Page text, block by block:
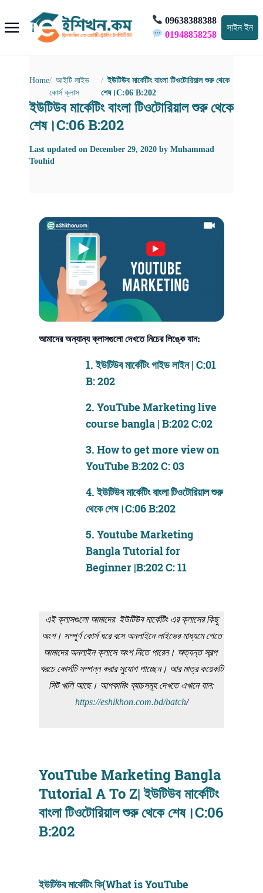
09638388388
01948858258
সাইন ইন
Home
আইটি লাইভ
কোর্স ক্লাস
ইউটিউব মার্কেটিং বাংলা টিওটোরিয়াল শুরু থেকে
শেষ।C:06 B:202
ইউটিউব মার্কেটিং বাংলা টিওটোরিয়াল শুরু থেকে
শেষ।C:06 B:202
Last updated on December 29, 2020 by Muhammad
Touhid
আমাদের অন্যান্য ক্লাসগুলো দেখতে নিচের লিঙ্কে যান:
1.ইউটিউব মার্কেটিং গাইড লাইন | C:01
B: 202
2. YouTube Marketing live
course bangla | B:202 C:02
3. How to get more view on
YouTube B:202 C: 03
4.ইউটিউব মার্কেটিং বাংলা টিওটোরিয়াল শুরু
থেকে শেষ।C:06 B:202
5. Youtube Marketing
Bangla Tutorial for
Beginner |B:202 C: 11
এই ক্লাসগুলো আমাদের ইউটিউব মার্কেটিং এর ক্লাসের কিছু
অংশ। সম্পূর্ণ কোর্স ঘরে বসে অনলাইনে লাইভের মাধ্যমে পেতে
আমাদের অনলাইন ক্লাসে অংশ নিতে পারেন। অত্যন্ত স্বল্প
খরচে কোর্সটি সম্পন্ন করার সুযোগ পাচ্ছেন। আর মাত্র কয়েকটি
সিট খালি আছে। আপকামিং ব্যাচসমূহ দেখতে এখানে যান:
https://eshikhon.com.bd/batch/
YouTube Marketing Bangla
Tutorial A To Z| ইউটিউব মার্কেটিং
বাংলা টিওটোরিয়াল শুরু থেকে শেষ।C:06
B:202
ইউটিউব মার্কেটিং কি(What is YouTube